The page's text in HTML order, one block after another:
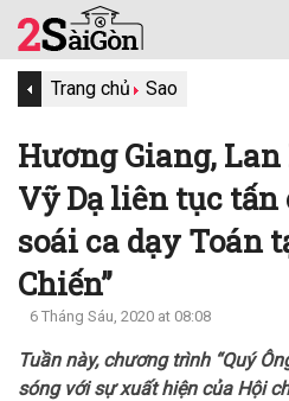
Trang chủ Sao
Hương Giang,
Vỹ Dạ liên tục tấn
soái ca dạy Toán
Chiến”
6 Tháng Sáu, 2020 at 08:08
Tuần này, chương trình “Quý
sóng với sự xuất hiện của Hội